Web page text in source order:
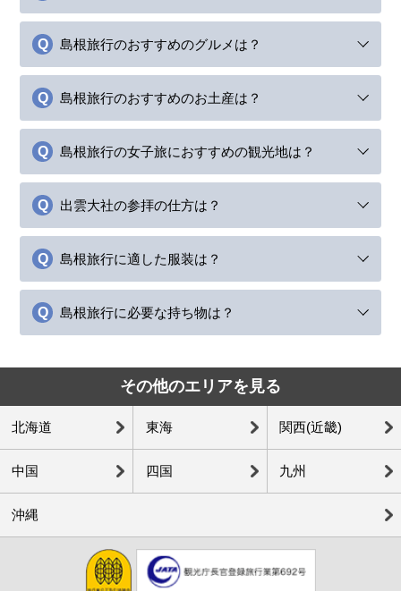
島根旅行のおすすめのグルメは？
島根旅行のおすすめのお土産は？
島根旅行の女子旅におすすめの観光地は？
出雲大社の参拝の仕方は？
島根旅行に適した服装は？
島根旅行に必要な持ち物は？
その他のエリアを見る
北海道 東海 関西(近畿)
中国 四国 九州
沖縄